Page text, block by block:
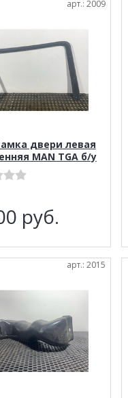
арт.: 2009
двери левая
MAN TGA б/у
руб.
арт.: 2015